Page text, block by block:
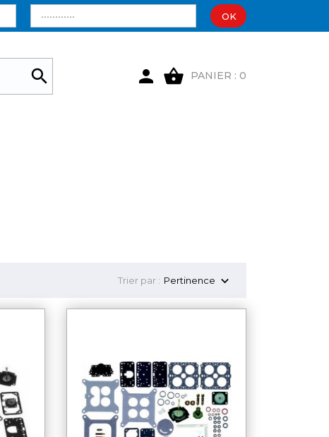
OK
  shopping_basket PANIER : 0
Trier par : Pertinence 